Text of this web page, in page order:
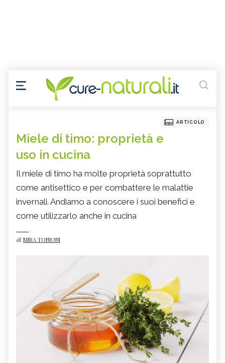
ARTICOLO
Miele di timo: proprietà e
uso in cucina
Il miele di timo ha molte proprietà soprattutto
come antisettico e per combattere le malattie
invernali. Andiamo a conoscere i suoi benefici e
come utilizzarlo anche in cucina
di MIRA TONIONI